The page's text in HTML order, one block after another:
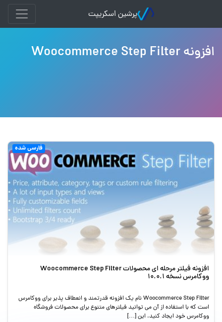
پرشین اسکریپت
افزونه Woocommerce Step Filter
فارسی شده
افزونه فیلتر مرحله ای محصولات Woocommerce Step Filter
ووکامرس نسخه 10.0.1
Woocommerce Step Filter نام یک افزونه قدرتمند و انعطاف پذیر برای ووکامرس
است که با استفاده از آن می توانید فیلترهای متنوع برای محصولات فروشگاه
ووکامرس خود ایجاد کنید. این […]